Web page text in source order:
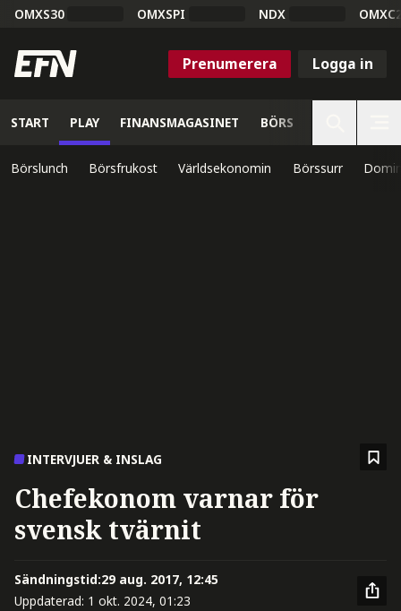
OMXS30 OMXSPI NDX
Prenumerera Logga in
START PLAY FINANSMAGASINET BÖRS
Börslunch Börsfrukost Världsekonomin Börssurr
INTERVJUER & INSLAG
Chefekonom varnar för
svensk tvärnit
Sändningstid:29 aug. 2017, 12:45
Uppdaterad: 1 okt. 2024, 01:23